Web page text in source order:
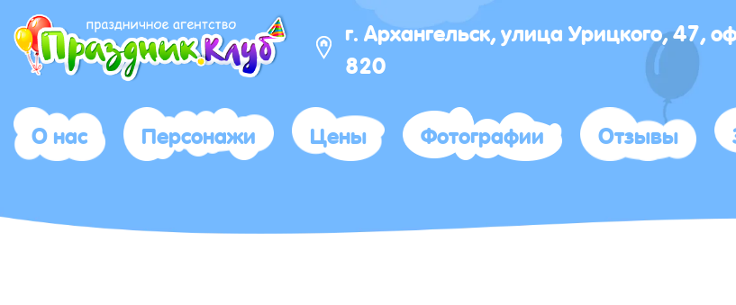
г. Архангельск, улица Урицкого, 47,
820
О нас Персонажи Цены Фотографии Отзывы